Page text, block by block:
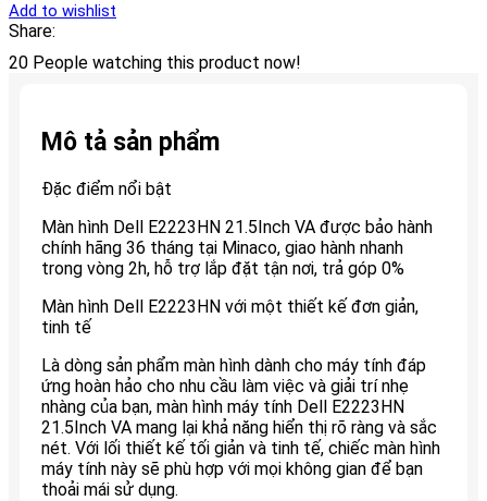
Add to wishlist
Share:
20 People watching this product now!
Mô tả sản phẩm
Đặc điểm nổi bật
Màn hình Dell E2223HN 21.5Inch VA được bảo hành
chính hãng 36 tháng tại Minaco, giao hành nhanh
trong vòng 2h, hỗ trợ lắp đặt tận nơi, trả góp 0%
Màn hình Dell E2223HN với một thiết kế đơn giản,
tinh tế
Là dòng sản phẩm màn hình dành cho máy tính đáp
ứng hoàn hảo cho nhu cầu làm việc và giải trí nhẹ
nhàng của bạn, màn hình máy tính Dell E2223HN
21.5Inch VA mang lại khả năng hiển thị rõ ràng và sắc
nét. Với lối thiết kế tối giản và tinh tế, chiếc màn hình
máy tính này sẽ phù hợp với mọi không gian để bạn
thoải mái sử dụng.